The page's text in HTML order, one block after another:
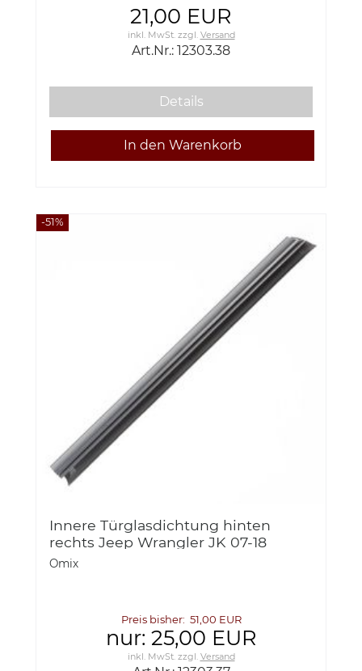
21,00 EUR
inkl. MwSt.zzgl. Versand
Art.Nr.: 12303.38
Details
-51%
Innere Türglasdichtung hinten
rechts Jeep Wrangler JK 07-18
Omix-ADA 12303.37 Inner Glass Seal,
Omix
Preis bisher: 51,00 EUR
nur: 25,00 EUR
inkl. MwSt.zzgl. Versand